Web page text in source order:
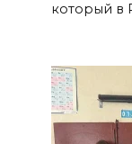
который в